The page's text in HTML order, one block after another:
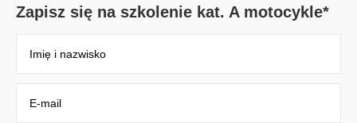
Zapisz się na szkolenie kat. A motocykle*